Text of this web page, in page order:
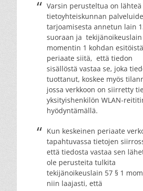
Varsin perusteltua on
tietoyhteiskunnan
tarjoamisesta annetun lain
suoraan ja tekijänoikeuslain
momentin 1 kohdan
periaate siitä, että tiedon
sisällöstä vastaa se, joka
tuottanut, koskee myös
jossa verkkoon on siirretty
yksityishenkilön WLAN-
hyödyntämällä.
Kun keskeinen periaate
tapahtuvassa tietojen
että tiedosta vastaa sen
ole perusteita tulkita
tekijänoikeuslain 57 § 1
niin laajasti, että